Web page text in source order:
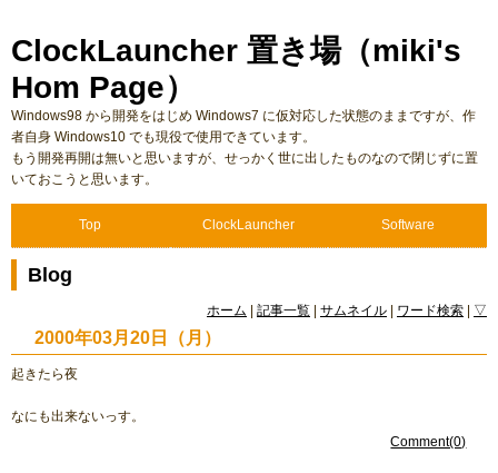
ClockLauncher 置き場（miki's
Hom Page）
Windows98 から開発をはじめ Windows7 に仮対応した状態のままですが、作
者自身 Windows10 でも現役で使用できています。
もう開発再開は無いと思いますが、せっかく世に出したものなので閉じずに置
いておこうと思います。
Top ClockLauncher Software
Blog
ホーム 記事一覧 サムネイル ワード検索 ▽
2000年03月20日（月）
起きたら夜
なにも出来ないっす。
Comment(0)